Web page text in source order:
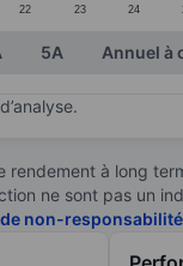
22 23 24
5A Annuel à
à long
ne sont pas un
non-responsabilité